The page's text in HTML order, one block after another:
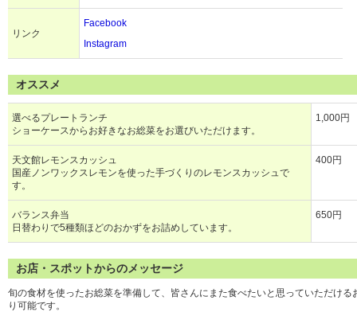
リンク
Facebook
Instagram
オススメ
選べるプレートランチ
ショーケースからお好きなお総菜をお選びいただけます。
1,000円
天文館レモンスカッシュ
国産ノンワックスレモンを使った手づくりのレモンスカッシュで
す。
400円
バランス弁当
日替わりで5種類ほどのおかずをお詰めしています。
650円
お店・スポットからのメッセージ
旬の食材を使ったお総菜を準備して、皆さんにまた食べたいと思っていただけ
り可能です。